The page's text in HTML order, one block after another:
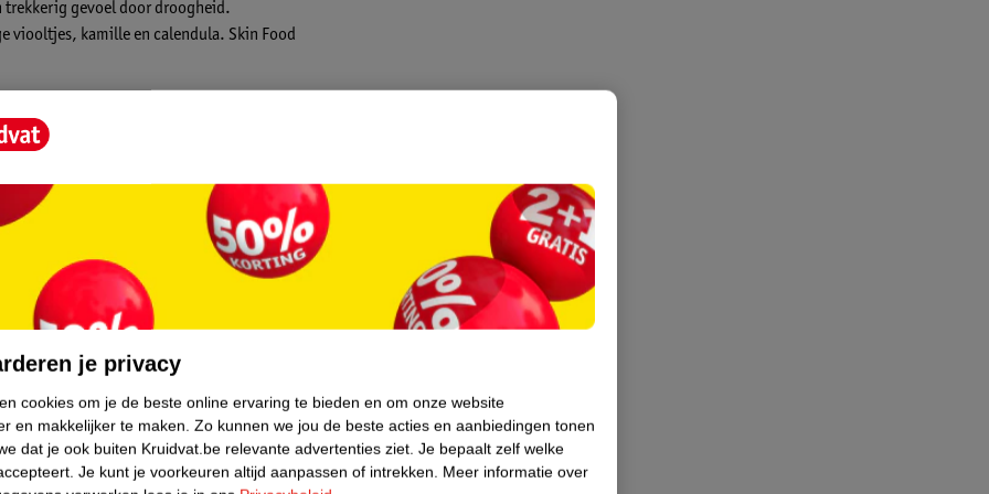
trekkerig gevoel door droogheid.
viooltjes, kamille en calendula. Skin Food
en visagisten.
je privacy
cookies om je de beste online ervaring te bieden en om onze website
en makkelijker te maken. Zo kunnen we jou de beste acties en aanbiedingen tonen
dat je ook buiten Kruidvat.be relevante advertenties ziet. Je bepaalt zelf welke
Je kunt je voorkeuren altijd aanpassen of intrekken. Meer informatie over